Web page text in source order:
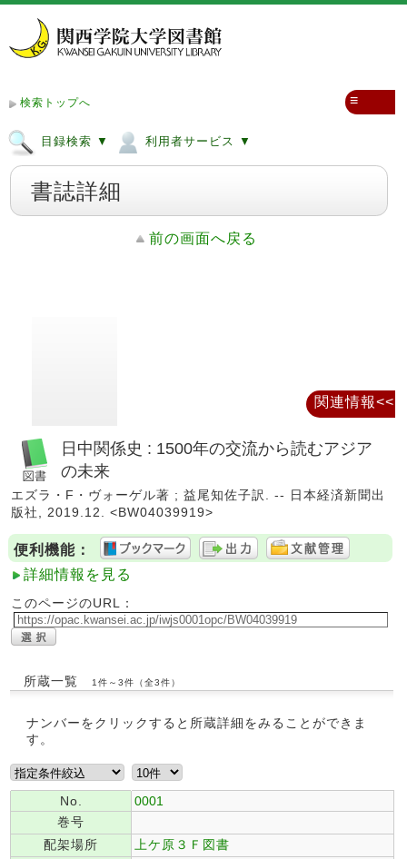
検索トップへ
目録検索 ▼ 利用者サービス ▼
≡
書誌詳細
前の画面へ戻る
日中関係史 : 1500年の交流から読むアジア
の未来
エズラ・F・ヴォーゲル著 ; 益尾知佐子訳. -- 日本経済新聞出
版社, 2019.12. <BW04039919>
便利機能：
詳細情報を見る
このページのURL：
所蔵一覧 1件～3件（全3件）
ナンバーをクリックすると所蔵詳細をみることができま
す。
No.
0001
巻号
配架場所
上ケ原３Ｆ図書
関連情報<<